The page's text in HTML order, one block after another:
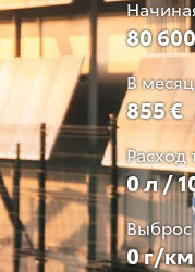
80
В месяц
855 €
Расход
0 л /
Выброс
0 г/км